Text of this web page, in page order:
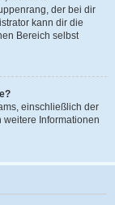
der bei dir
kann dir die
Bereich selbst
einschließlich der
weitere Informationen